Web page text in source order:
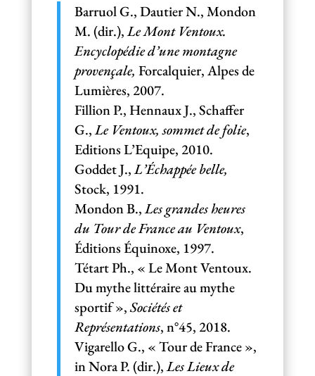
Barruol G., Dautier N., Mondon
M. (dir.),Le Mont Ventoux.
Encyclopédie d’une montagne
provençale, Forcalquier, Alpes de
Lumières, 2007.
Fillion P., Hennaux J., Schaffer
G.,Le Ventoux, sommet de folie,
Editions L’Equipe, 2010.
Goddet J.,L’Échappée belle,
Stock, 1991.
Mondon B.,Les grandes heures
du Tour de France au Ventoux,
Éditions Équinoxe, 1997.
Tétart Ph., « Le Mont Ventoux.
Du mythe littéraire au mythe
sportif »,Sociétés et
Représentations, n°45, 2018.
Vigarello G., « Tour de France »,
in Nora P. (dir.),Les Lieux de